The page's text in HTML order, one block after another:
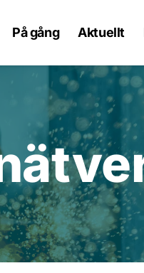
På gång Aktuellt